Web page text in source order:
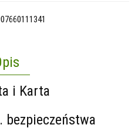
i Karta
bezpieczeństwa